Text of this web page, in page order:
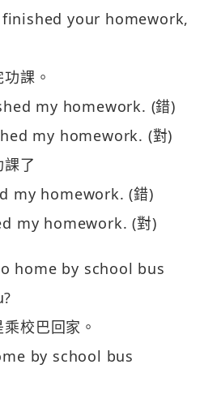
finished your homework,
課。
my homework. (錯)
my homework. (對)
了
my homework. (錯)
my homework. (對)
home by school bus
校巴回家。
by school bus